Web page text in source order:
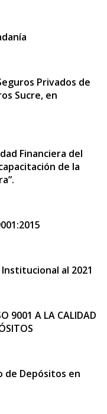
Privados de
Sucre, en
Financiera del
de la
al 2021
9001 A LA CALIDAD
de Depósitos en